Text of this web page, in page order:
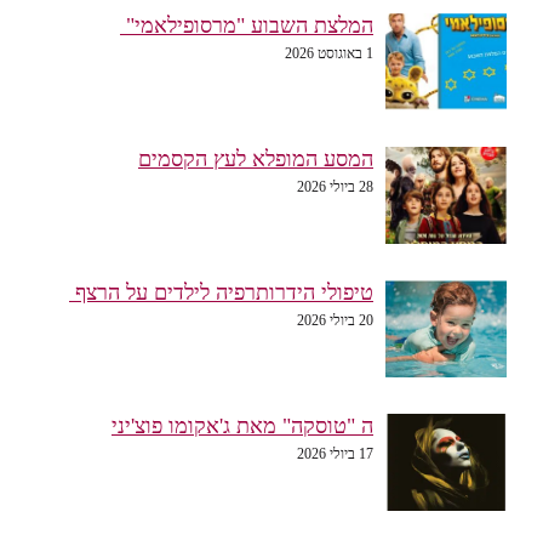
המלצת השבוע "מרסופילאמי"
1 באוגוסט 2026
המסע המופלא לעץ הקסמים
28 ביולי 2026
טיפולי הידרותרפיה לילדים על הרצף
20 ביולי 2026
ה "טוסקה" מאת ג'אקומו פוצ'יני
17 ביולי 2026